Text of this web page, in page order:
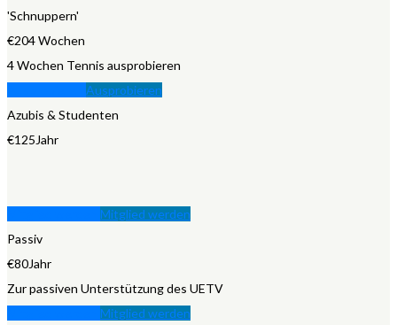
'Schnuppern'
€204 Wochen
4 Wochen Tennis ausprobieren
Ausprobieren
Azubis & Studenten
€125Jahr
Mitglied werden
Passiv
€80Jahr
Zur passiven Unterstützung des UETV
Mitglied werden